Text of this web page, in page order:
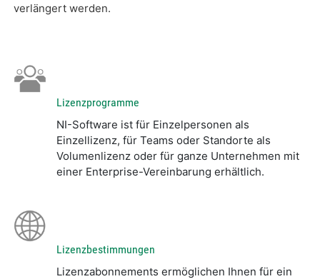
verlängert werden.
Lizenzprogramme
NI-Software ist für Einzelpersonen als
Einzellizenz, für Teams oder Standorte als
Volumenlizenz oder für ganze Unternehmen mit
einer Enterprise-Vereinbarung erhältlich.
Lizenzbestimmungen
Lizenzabonnements ermöglichen Ihnen für ein